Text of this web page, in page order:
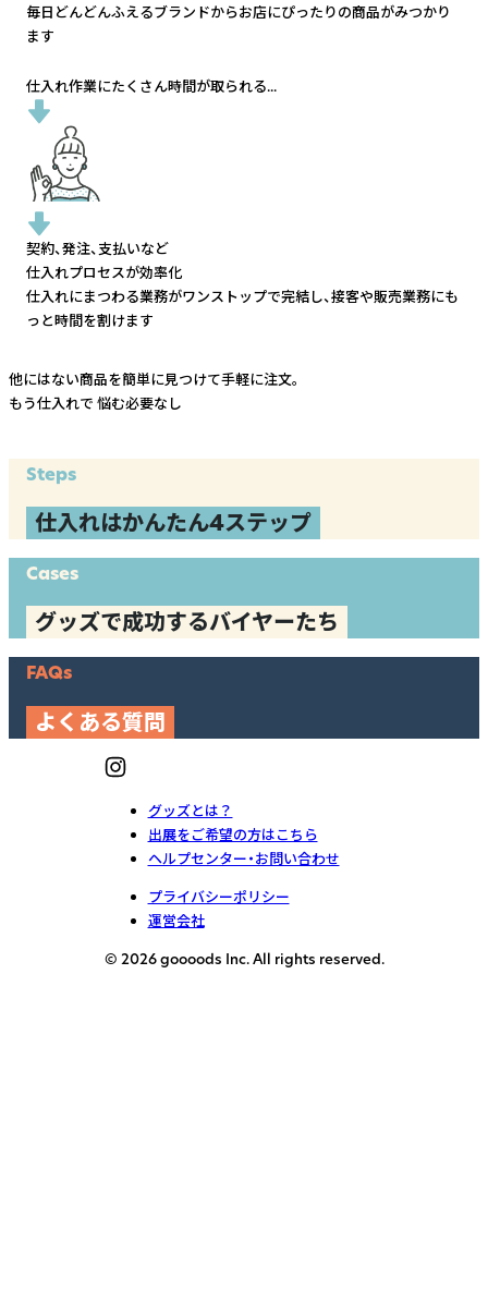
毎日どんどんふえるブランドからお店にぴったりの商品がみつかり
ます
仕入れ作業にたくさん時間が取られる...
契約、発注、支払いなど
仕入れプロセスが効率化
仕入れにまつわる業務がワンストップで完結し、接客や販売業務にも
っと時間を割けます
他にはない商品を簡単に見つけて手軽に注文。
もう仕入れで 悩む必要なし
Steps
仕入れはかんたん4ステップ
Cases
グッズで成功するバイヤーたち
FAQs
よくある質問
グッズとは？
出展をご希望の方はこちら
ヘルプセンター・お問い合わせ
プライバシーポリシー
運営会社
© 2026 goooods Inc. All rights reserved.